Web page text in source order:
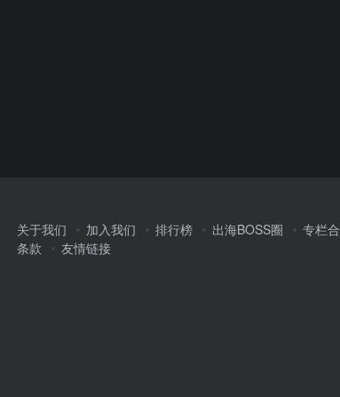
关于我们 加入我们 排行榜 出海BOSS圈 专栏
条款
友情链接